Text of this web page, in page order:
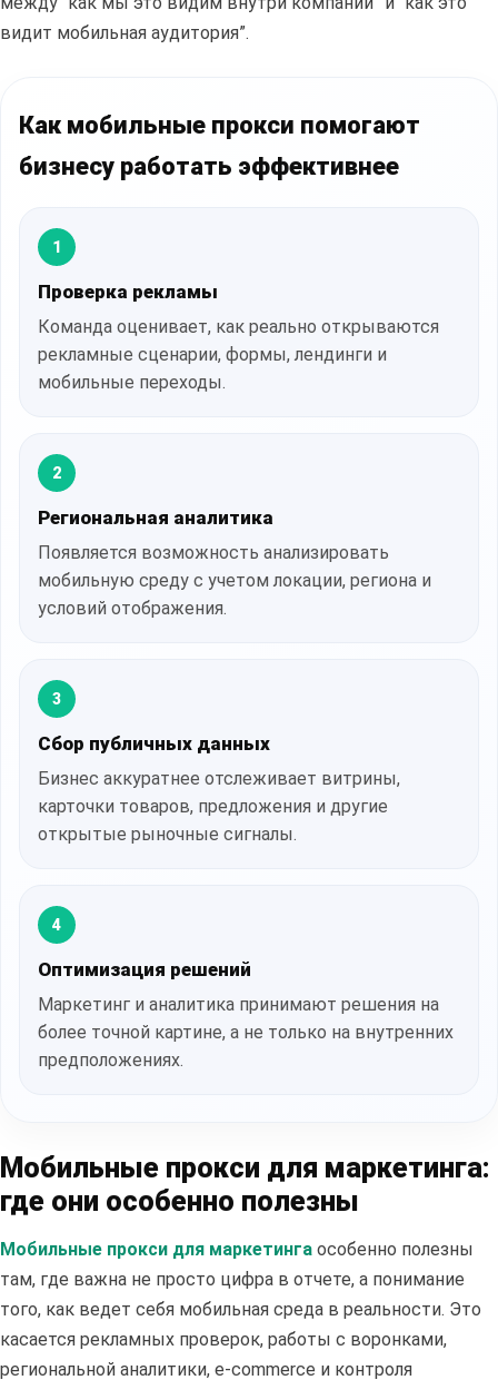
видит мобильная аудитория”.
Как мобильные прокси помогают
бизнесу работать эффективнее
1
Проверка рекламы
Команда оценивает, как реально открываются
рекламные сценарии, формы, лендинги и
мобильные переходы.
2
Региональная аналитика
Появляется возможность анализировать
мобильную среду с учетом локации, региона и
условий отображения.
3
Сбор публичных данных
Бизнес аккуратнее отслеживает витрины,
карточки товаров, предложения и другие
открытые рыночные сигналы.
4
Оптимизация решений
Маркетинг и аналитика принимают решения на
более точной картине, а не только на внутренних
предположениях.
Мобильные прокси для маркетинга:
где они особенно полезны
Мобильные прокси для маркетинга особенно полезны
там, где важна не просто цифра в отчете, а понимание
того, как ведет себя мобильная среда в реальности. Это
касается рекламных проверок, работы с воронками,
региональной аналитики, e-commerce и контроля